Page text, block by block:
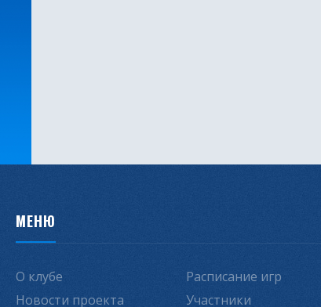
МЕНЮ
О клубе
Новости проекта
Расписание игр
Участники